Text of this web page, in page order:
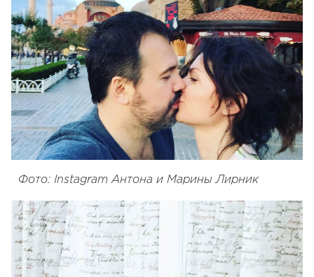
Фото: Instagram Антона и Марины Лирник